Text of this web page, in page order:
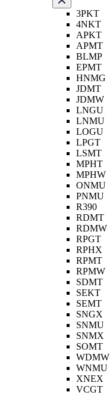
3PKT
4NKT
APKT
APMT
BLMP
EPMT
HNMG
JDMT
JDMW
LNGU
LNMU
LOGU
LPGT
LSMT
MPHT
MPHW
ONMU
PNMU
R390
RDMT
RDMW
RPGT
RPHX
RPMT
RPMW
SDMT
SEKT
SEMT
SNGX
SNMU
SNMX
SOMT
WDMW
WNMU
XNEX
VCGT